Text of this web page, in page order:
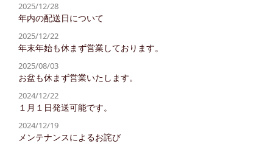
2025/12/28
年内の配送日について
2025/12/22
年末年始も休まず営業しております。
2025/08/03
お盆も休まず営業いたします。
2024/12/22
１月１日発送可能です。
2024/12/19
メンテナンスによるお詫び